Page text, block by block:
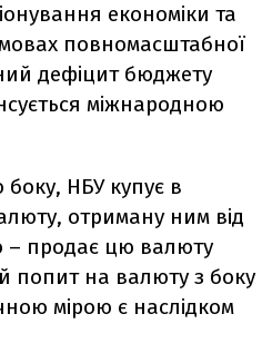
економіки та
повномасштабної
дефіцит бюджету
міжнародною
боку, НБУ купує в
отриману ним від
– продає цю валюту
попит на валюту з боку
мірою є наслідком